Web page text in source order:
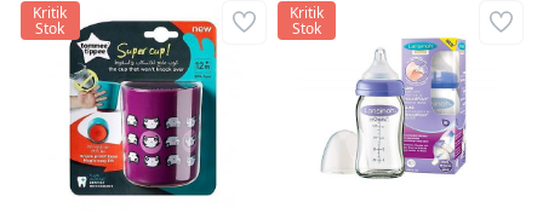
Kritik
Stok
Kritik
Stok